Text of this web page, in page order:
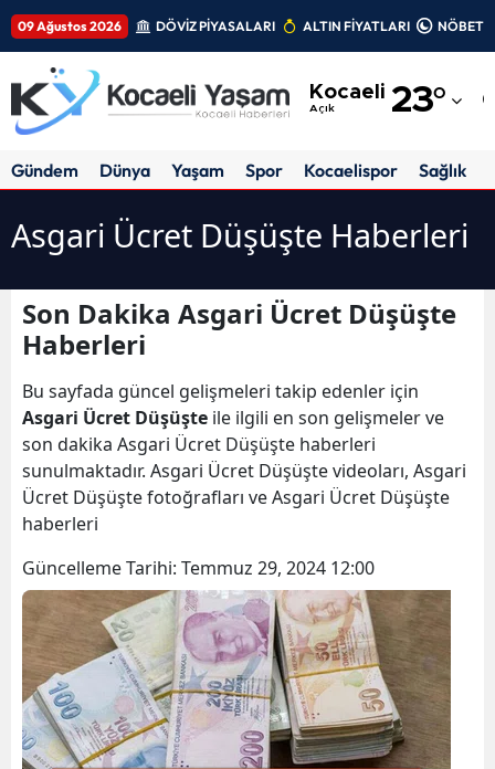
09 Ağustos 2026 DÖVİZ PİYASALARI ALTIN FİYATLARI
Kocaeli
Açık 23°
Adıyaman
Amasya
Ankara
Artvin
Aydın
Balıkesir
Bingöl
Bitlis
Bolu
Burdur
Bursa
Gündem Dünya Yaşam Spor Kocaelispor Sağlık
Asgari Ücret Düşüşte Haberleri
Son Dakika Asgari Ücret Düşüşte
Haberleri
Bu sayfada güncel gelişmeleri takip edenler için
Asgari Ücret Düşüşte ile ilgili en son gelişmeler ve
son dakika Asgari Ücret Düşüşte haberleri
sunulmaktadır. Asgari Ücret Düşüşte videoları, Asgari
Ücret Düşüşte fotoğrafları ve Asgari Ücret Düşüşte
haberleri
Güncelleme Tarihi: Temmuz 29, 2024 12:00